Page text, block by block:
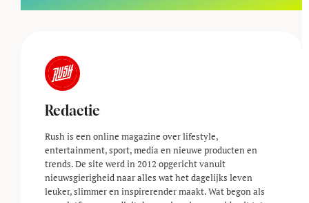
Redactie
Rush is een online magazine over lifestyle,
entertainment, sport, media en nieuwe producten en
trends. De site werd in 2012 opgericht vanuit
nieuwsgierigheid naar alles wat het dagelijks leven
leuker, slimmer en inspirerender maakt. Wat begon als